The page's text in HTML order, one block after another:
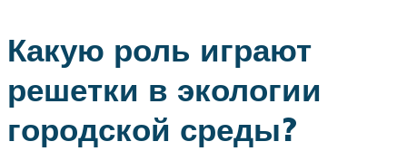
Какую роль играют
решетки в экологии
городской среды?